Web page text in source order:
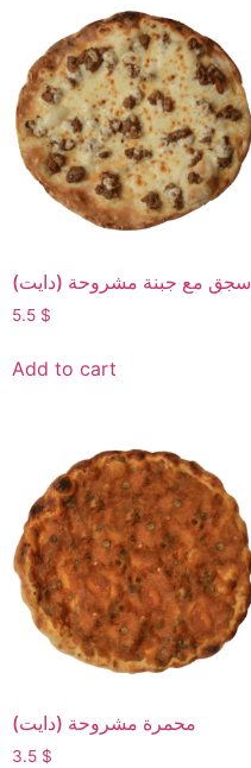
سجق مع جبنة مشروحة (دايت)
5.5 $
Add to cart
محمرة مشروحة (دايت)
3.5 $